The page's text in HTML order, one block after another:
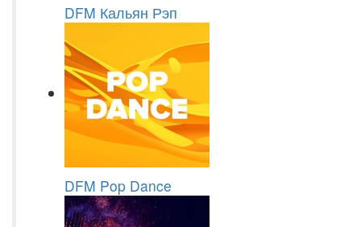
DFM Кальян Рэп
DFM Pop Dance